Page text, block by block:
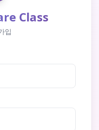
Class
입